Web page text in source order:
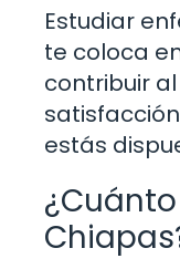
Estudiar
te coloca
contribuir
estás